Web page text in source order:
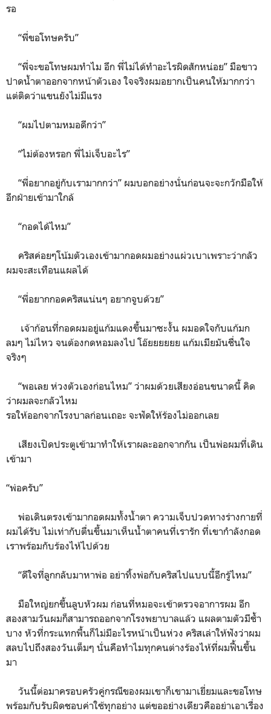
รอ
“พี่ขอโทษครับ”
“พี่จะขอโทษผมทำไม อึก พี่ไม่ได้ทำอะไรผิดสักหน่อย” มือขาว
ปาดน้ำตาออกจากหน้าตัวเอง ใจจริงผมอยากเป็นคนให้มากกว่า
แต่ติดว่าแขนยังไม่มีแรง
“ผมไปตามหมอดีกว่า”
“ไม่ต้องหรอก พี่ไม่เจ็บอะไร”
“พี่อยากอยู่กับเรามากกว่า” ผมบอกอย่างนั่นก่อนจะจะกวักมือให้
อีกฝ่ายเข้ามาใกล้
“กอดได้ไหม”
คริสค่อยๆโน้มตัวเองเข้ามากอดผมอย่างแผ่วเบาเพราะว่ากลัว
ผมจะสะเทือนแผลได้
“พี่อยากกอดคริสแน่นๆ อยากจูบด้วย”
เจ้าก้อนที่กอดผมอยู่แก้มแดงขึ้นมาซะงั้น ผมอดใจกับแก้มก
ลมๆ ไม่ไหว จนต้องกดหอมลงไป โอ๊ยยยยยย แก้มเมียมันชื่นใจ
จริงๆ
“พอเลย ห่วงตัวเองก่อนไหม” ว่าผมด้วยเสียงอ่อนขนาดนี้ คิด
ว่าผมลจะกลัวไหม
รอให้ออกจากโรงบาลก่อนเถอะ จะฟัดให้ร้องไม่ออกเลย
เสียงเปิดประตูเข้ามาทำให้เราผละออกจากกัน เป็นพ่อผมที่เดิน
เข้ามา
“พ่อครับ”
พ่อเดินตรงเข้ามากอดผมทั้งน้ำตา ความเจ็บปวดทางร่างกายที่
ผมได้รับ ไม่เท่ากับตื่นขึ้นมาเห็นน้ำตาคนที่เรารัก ที่เขากำลังกอด
เราพร้อมกับร้องไห้ไปด้วย
“ดีใจที่ลูกกลับมาหาพ่อ อย่าทิ้งพ่อกับคริสไปแบบนี้อีกรู้ไหม”
มือใหญ่ยกขึ้นลูบหัวผม ก่อนที่หมอจะเข้าตรวจอาการผม อีก
สองสามวันผมก็สามารถออกจากโรงพยาบาลแล้ว แผลตามตัวมีช้ำ
บาง หัวที่กระแทกพื้นก็ไม่มีอะไรหน้าเป็นห่วง คริสเล่าให้ฟังว่าผม
สลบไปถึงสองวันเต็มๆ นั่นคือทำไมทุกคนต่างร้องไห้ที่ผมฟื้นขึ้น
มา
วันนี้ต่อมาครอบครัวคู่กรณีของผมเขาก็เขามาเยี่ยมและขอโทษ
พร้อมกับรับผิดชอบค่าใช้ทุกอย่าง แต่ขออย่างเดียวคืออย่าเอาเรื่อง